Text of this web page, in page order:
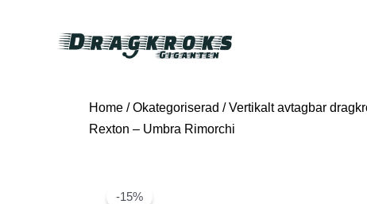
Home /Okategoriserad / Vertikalt avtagbar
Rexton – Umbra Rimorchi
-15%